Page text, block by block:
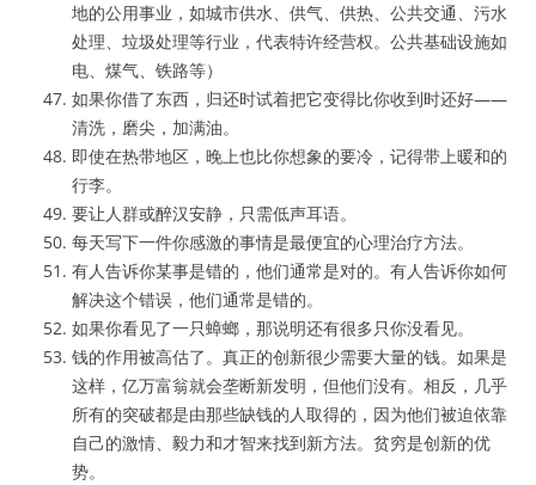
地的公用事业，如城市供水、供气、供热、公共交通、污水
处理、垃圾处理等行业，代表特许经营权。公共基础设施如
电、煤气、铁路等）
如果你借了东西，归还时试着把它变得比你收到时还好——
清洗，磨尖，加满油。
即使在热带地区，晚上也比你想象的要冷，记得带上暖和的
行李。
要让人群或醉汉安静，只需低声耳语。
每天写下一件你感激的事情是最便宜的心理治疗方法。
有人告诉你某事是错的，他们通常是对的。有人告诉你如何
解决这个错误，他们通常是错的。
如果你看见了一只蟑螂，那说明还有很多只你没看见。
钱的作用被高估了。真正的创新很少需要大量的钱。如果是
这样，亿万富翁就会垄断新发明，但他们没有。相反，几乎
所有的突破都是由那些缺钱的人取得的，因为他们被迫依靠
自己的激情、毅力和才智来找到新方法。贫穷是创新的优
势。